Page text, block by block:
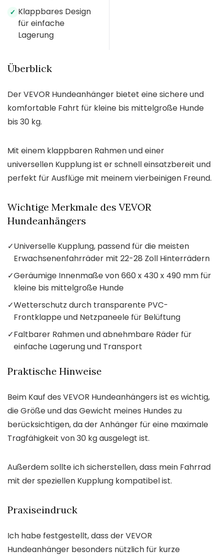
✓ Klappbares Design
für einfache
Lagerung
Überblick
Der VEVOR Hundeanhänger bietet eine sichere und
komfortable Fahrt für kleine bis mittelgroße Hunde
bis 30 kg.
Mit einem klappbaren Rahmen und einer
universellen Kupplung ist er schnell einsatzbereit und
perfekt für Ausflüge mit meinem vierbeinigen Freund.
Wichtige Merkmale des VEVOR
Hundeanhängers
✓Universelle Kupplung, passend für die meisten
Erwachsenenfahrräder mit 22-28 Zoll Hinterrädern
✓Geräumige Innenmaße von 660 x 430 x 490 mm für
kleine bis mittelgroße Hunde
✓Wetterschutz durch transparente PVC-
Frontklappe und Netzpaneele für Belüftung
✓Faltbarer Rahmen und abnehmbare Räder für
einfache Lagerung und Transport
Praktische Hinweise
Beim Kauf des VEVOR Hundeanhängers ist es wichtig,
die Größe und das Gewicht meines Hundes zu
berücksichtigen, da der Anhänger für eine maximale
Tragfähigkeit von 30 kg ausgelegt ist.
Außerdem sollte ich sicherstellen, dass mein Fahrrad
mit der speziellen Kupplung kompatibel ist.
Praxiseindruck
Ich habe festgestellt, dass der VEVOR
Hundeanhänger besonders nützlich für kurze